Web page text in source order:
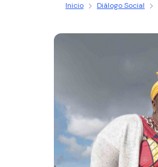
Inicio Diálogo Social